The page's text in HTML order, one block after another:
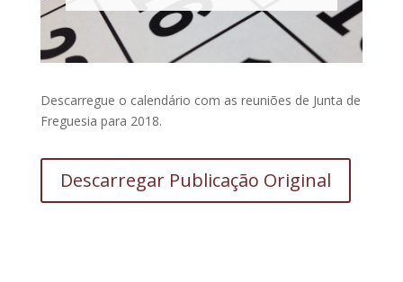
Descarregue o calendário com as reuniões de Junta de
Freguesia para 2018.
Descarregar Publicação Original